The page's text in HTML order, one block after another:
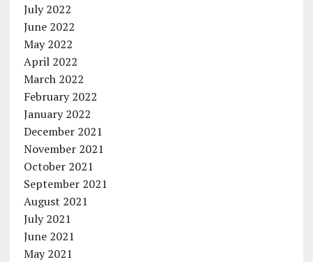
July 2022
June 2022
May 2022
April 2022
March 2022
February 2022
January 2022
December 2021
November 2021
October 2021
September 2021
August 2021
July 2021
June 2021
May 2021